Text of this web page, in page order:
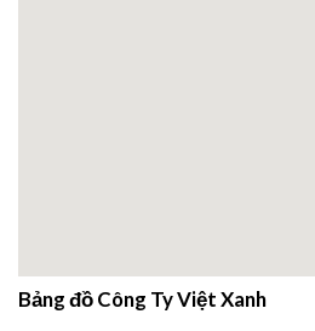
Bảng đồ Công Ty Việt Xanh